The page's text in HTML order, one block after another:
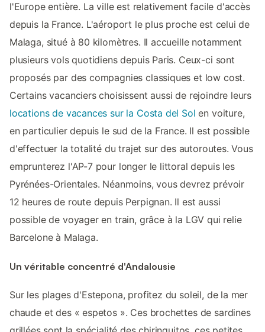
l'Europe entière. La ville est relativement facile d'accès
depuis la France. L'aéroport le plus proche est celui de
Malaga, situé à 80 kilomètres. Il accueille notamment
plusieurs vols quotidiens depuis Paris. Ceux-ci sont
proposés par des compagnies classiques et low cost.
Certains vacanciers choisissent aussi de rejoindre leurs
locations de vacances sur la Costa del Sol en voiture,
en particulier depuis le sud de la France. Il est possible
d'effectuer la totalité du trajet sur des autoroutes. Vous
emprunterez l'AP-7 pour longer le littoral depuis les
Pyrénées-Orientales. Néanmoins, vous devrez prévoir
12 heures de route depuis Perpignan. Il est aussi
possible de voyager en train, grâce à la LGV qui relie
Barcelone à Malaga.
Un véritable concentré d'Andalousie
Sur les plages d'Estepona, profitez du soleil, de la mer
chaude et des « espetos ». Ces brochettes de sardines